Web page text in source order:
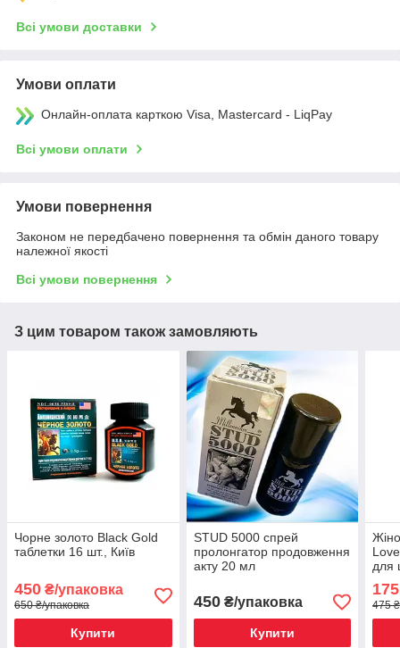
Всі умови доставки
Умови оплати
Онлайн-оплата карткою Visa, Mastercard - LiqPay
Всі умови оплати
Умови повернення
Законом не передбачено повернення та обмін даного товару
належної якості
Всі умови повернення
З цим товаром також замовляють
Чорне золото Black Gold
таблетки 16 шт., Київ
450 ₴/упаковка
650 ₴/упаковка
Купити
STUD 5000 спрей
пролонгатор продовження
акту 20 мл
450₴/упаковка
Купити
для
175
475